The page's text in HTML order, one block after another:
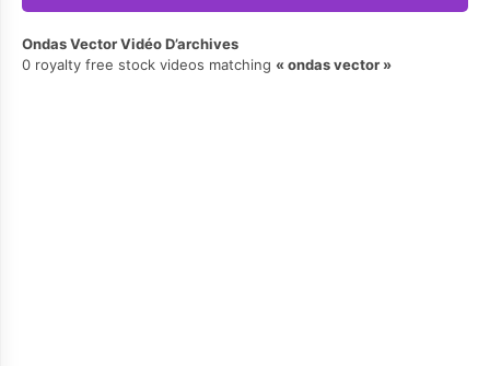
Ondas Vector Vidéo D’archives
0 royalty free stock videos matching
ondas vector